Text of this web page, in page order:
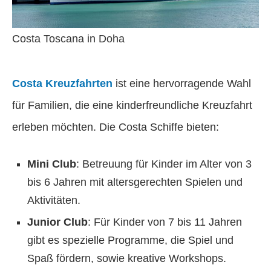
Costa Toscana in Doha
Costa Kreuzfahrten ist eine hervorragende Wahl
für Familien, die eine kinderfreundliche Kreuzfahrt
erleben möchten. Die Costa Schiffe bieten:
Mini Club: Betreuung für Kinder im Alter von 3
bis 6 Jahren mit altersgerechten Spielen und
Aktivitäten.
Junior Club: Für Kinder von 7 bis 11 Jahren
gibt es spezielle Programme, die Spiel und
Spaß fördern, sowie kreative Workshops.